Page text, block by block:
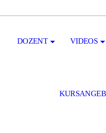
DOZENT VIDEOS